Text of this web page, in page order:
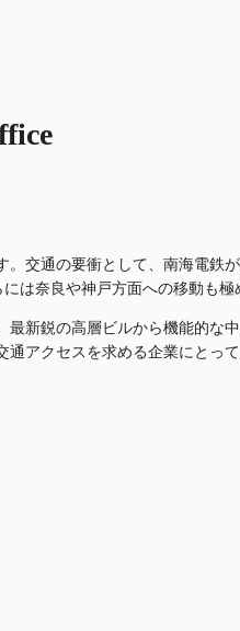
交通の要衝として、南海電鉄
は奈良や神戸方面への移動も極
新鋭の高層ビルから機能的な
アクセスを求める企業にとっ